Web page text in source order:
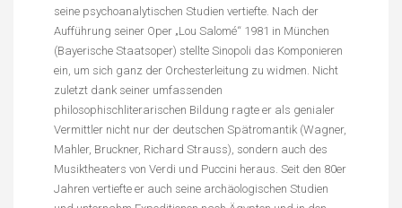
seine psychoanalytischen Studien vertiefte. Nach der
Aufführung seiner Oper „Lou Salomé“ 1981 in München
(Bayerische Staatsoper) stellte Sinopoli das Komponieren
ein, um sich ganz der Orchesterleitung zu widmen. Nicht
zuletzt dank seiner umfassenden
philosophischliterarischen Bildung ragte er als genialer
Vermittler nicht nur der deutschen Spätromantik (Wagner,
Mahler, Bruckner, Richard Strauss), sondern auch des
Musiktheaters von Verdi und Puccini heraus. Seit den 80er
Jahren vertiefte er auch seine archäologischen Studien